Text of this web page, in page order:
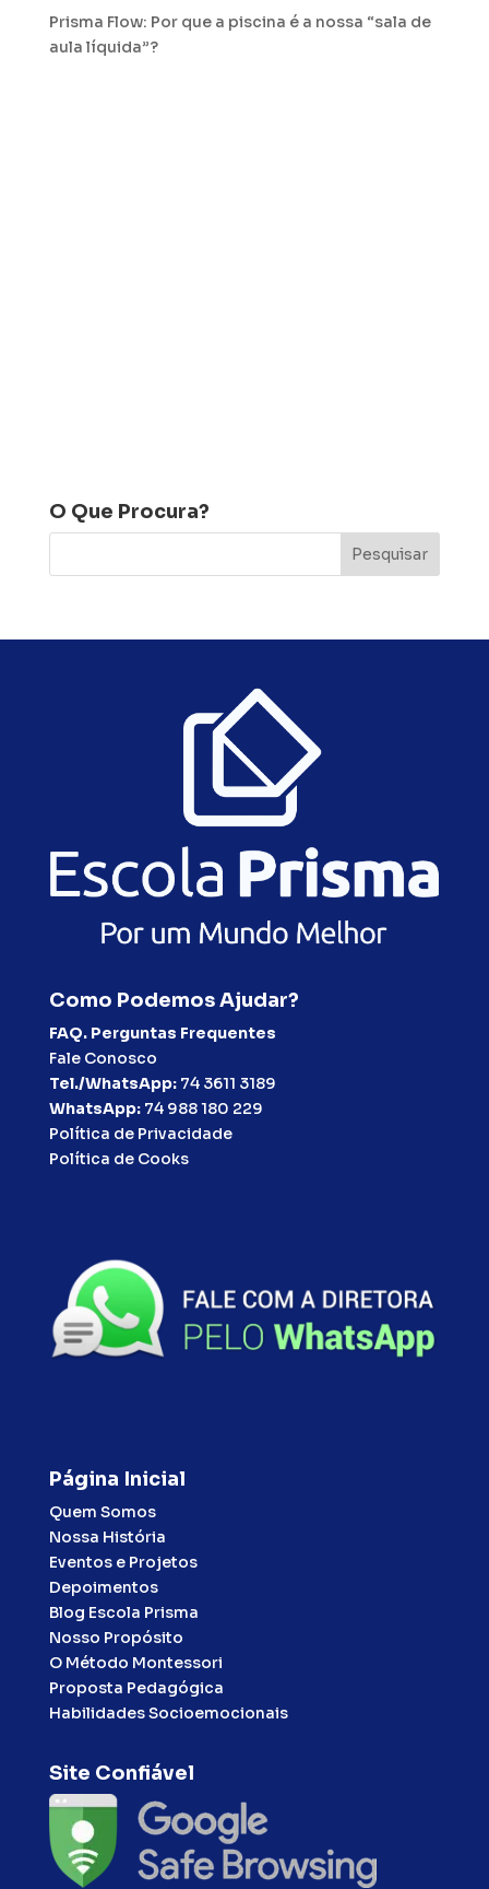
Prisma Flow: Por que a piscina é a nossa “sala de
aula líquida”?
O Que Procura?
Como Podemos Ajudar?
FAQ. Perguntas Frequentes
Fale Conosco
Tel./WhatsApp: 74 3611 3189
WhatsApp: 74 988 180 229
Política de Privacidade
Política de Cooks
Página Inicial
Quem Somos
Nossa História
Eventos e Projetos
Depoimentos
Blog Escola Prisma
Nosso Propósito
O Método Montessori
Proposta Pedagógica
Habilidades Socioemocionais
Site Confiável